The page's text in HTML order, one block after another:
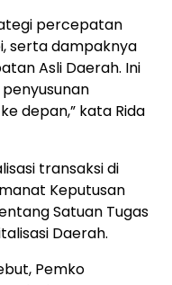
percepatan
serta dampaknya
Asli Daerah. Ini
depan,” kata Rida
transaksi di
Keputusan
Satuan Tugas
Daerah.
Pemko